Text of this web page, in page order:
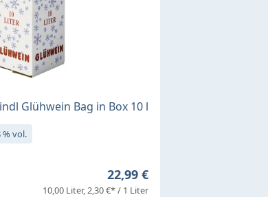
Glühwein Bag in Box 10 l
% vol.
Regulärer Preis:
22,99 €
10,00 Liter 2,30 €* / 1 Liter